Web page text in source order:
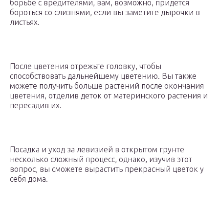
борьбе с вредителями, вам, возможно, придется
бороться со слизнями, если вы заметите дырочки в
листьях.
После цветения отрежьте головку, чтобы
способствовать дальнейшему цветению. Вы также
можете получить больше растений после окончания
цветения, отделив деток от материнского растения и
пересадив их.
Посадка и уход за левизией в открытом грунте
несколько сложный процесс, однако, изучив этот
вопрос, вы сможете вырастить прекрасный цветок у
себя дома.